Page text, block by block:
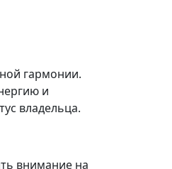
гармонии.
и
владельца.
внимание на